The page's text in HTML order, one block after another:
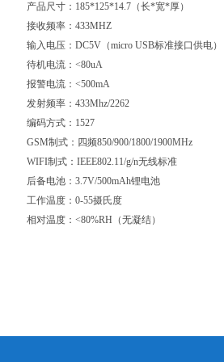
产品尺寸：185*125*14.7（长*宽*厚）
接收频率：433MHZ
输入电压：DC5V（micro USB标准接口供电）
待机电流：<80uA
报警电流：<500mA
发射频率：433Mhz/2262
编码方式：1527
GSM制式：四频850/900/1800/1900MHz
WIFI制式：IEEE802.11/g/n无线标准
后备电池：3.7V/500mAh锂电池
工作温度：0-55摄氏度
相对温度：<80%RH（无凝结）